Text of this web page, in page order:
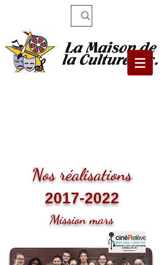
Nos réalisations
2017-2022
Mission mars